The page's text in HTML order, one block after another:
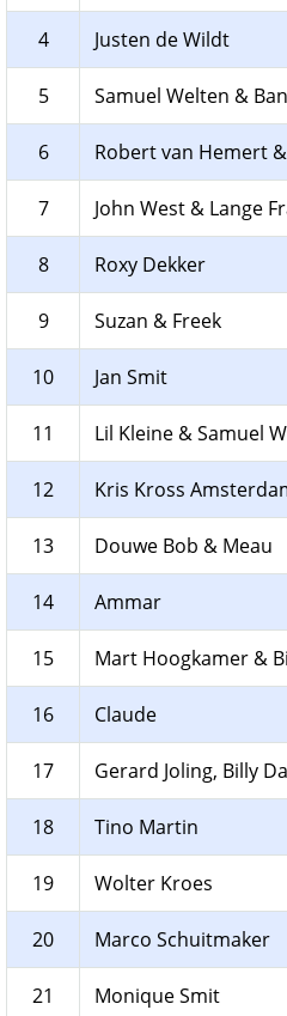
4 Justen de Wildt
5 Samuel Welten &
6 Robert van Hemert
7 John West & Lange
8 Roxy Dekker
9 Suzan & Freek
10 Jan Smit
11 Lil Kleine & Samuel
12 Kris Kross
13 Douwe Bob & Meau
14 Ammar
15 Mart Hoogkamer &
16 Claude
17 Gerard Joling, Billy
18 Tino Martin
19 Wolter Kroes
20 Marco Schuitmaker
21 Monique Smit